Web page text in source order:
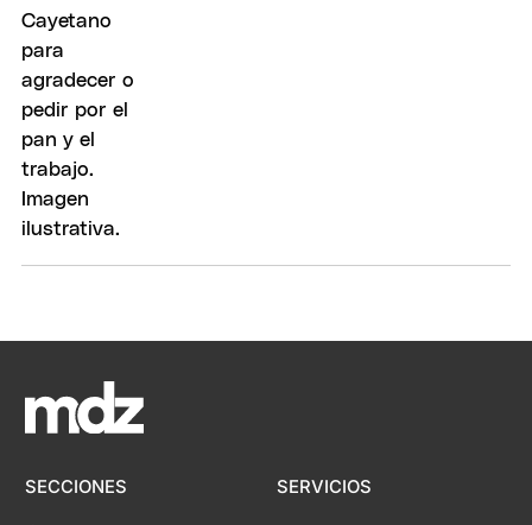
SECCIONES SERVICIOS